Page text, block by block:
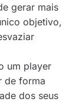
gerar mais
objetivo,
um player
de forma
dos seus